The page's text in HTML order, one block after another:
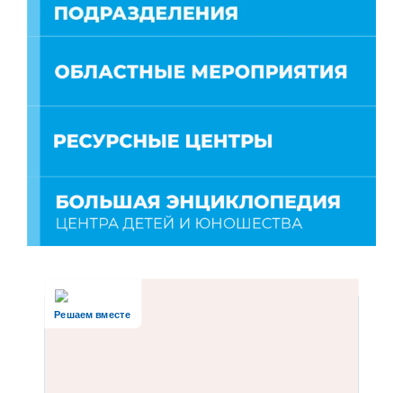
Решаем вместе